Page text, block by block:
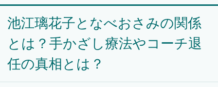
池江璃花子となべおさみの関係
とは？手かざし療法やコーチ退
任の真相とは？